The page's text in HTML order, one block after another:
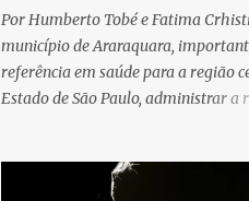
cardiopulmonar (RCP), porém,
todos os esforços, o motorista não
respondeu aos procedimentos. Às
médicos da Unidade de Suporte
Por Humberto Tobé e Fatima
município de Araraquara,
referência em saúde para a região
Estado de São Paulo, administrar a
A cidade concentra hospitais,